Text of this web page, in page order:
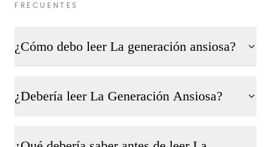
FRECUENTES
¿Cómo debo leer La generación ansiosa?
¿Debería leer La Generación Ansiosa?